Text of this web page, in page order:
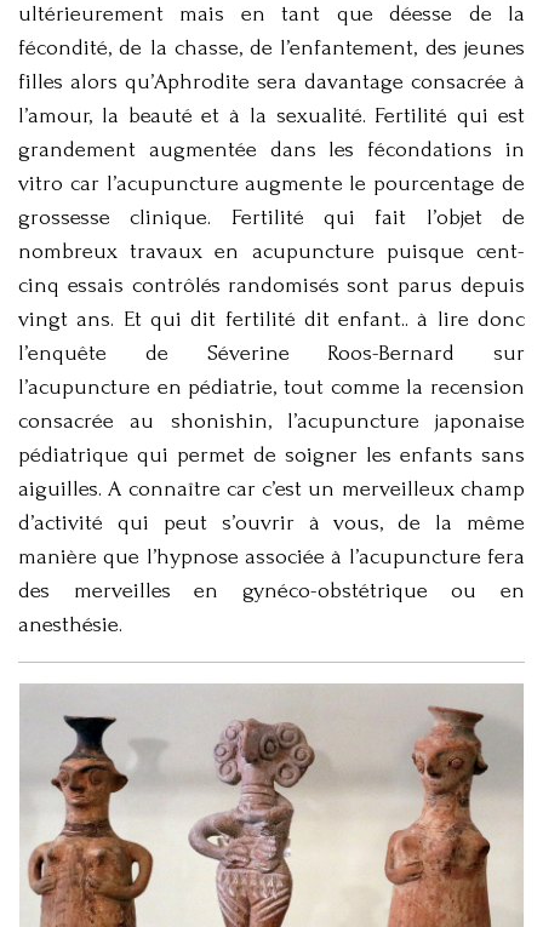
ultérieurement mais en tant que déesse de la
fécondité, de la chasse, de l’enfantement, des jeunes
filles alors qu’Aphrodite sera davantage consacrée à
l’amour, la beauté et à la sexualité. Fertilité qui est
grandement augmentée dans les fécondations in
vitro car l’acupuncture augmente le pourcentage de
grossesse clinique. Fertilité qui fait l’objet de
nombreux travaux en acupuncture puisque cent-
cinq essais contrôlés randomisés sont parus depuis
vingt ans. Et qui dit fertilité dit enfant.. à lire donc
l’enquête de Séverine Roos-Bernard sur
l’acupuncture en pédiatrie, tout comme la recension
consacrée au shonishin, l’acupuncture japonaise
pédiatrique qui permet de soigner les enfants sans
aiguilles. A connaître car c’est un merveilleux champ
d’activité qui peut s’ouvrir à vous, de la même
manière que l’hypnose associée à l’acupuncture fera
des merveilles en gynéco-obstétrique ou en
anesthésie.